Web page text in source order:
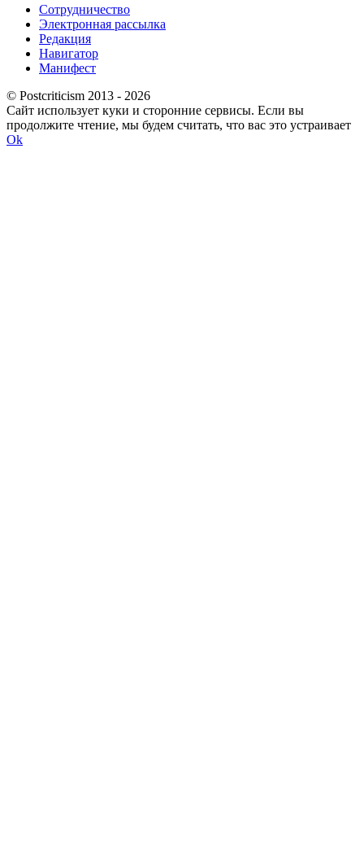
Сотрудничество
Электронная рассылка
Редакция
Навигатор
Манифест
© Postcriticism 2013 - 2026
Сайт использует куки и сторонние сервисы. Если вы
продолжите чтение, мы будем считать, что вас это устраивает
Ok